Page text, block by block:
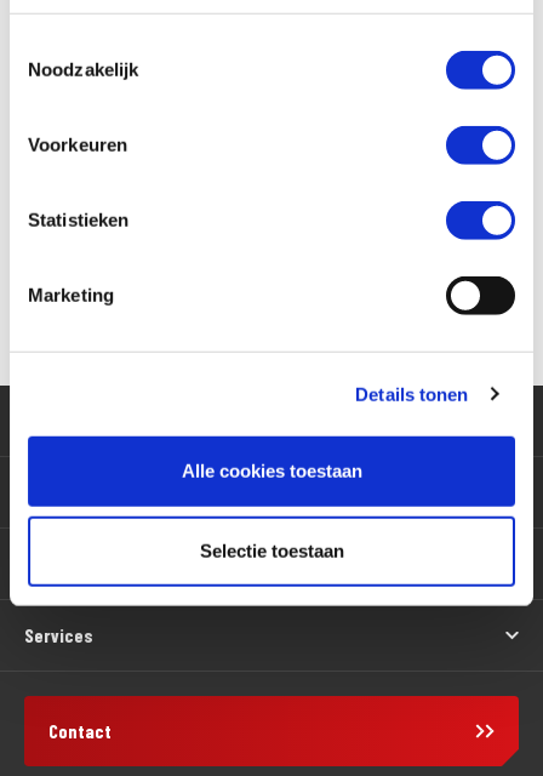
Noodzakelijk
Voorkeuren
Statistieken
Marketing
Details tonen
Alle cookies toestaan
Selectie toestaan
Versturen
Services
Contact